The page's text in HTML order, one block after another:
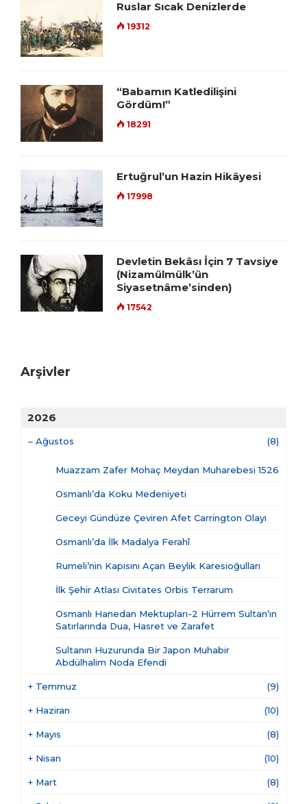
Ruslar Sıcak Denizlerde
19312
“Babamın Katledilişini
Gördüm!”
18291
Ertuğrul’un Hazin Hikâyesi
17998
Devletin Bekâsı İçin 7 Tavsiye
(Nizamülmülk’ün
Siyasetnâme’sinden)
17542
Arşivler
2026
– Ağustos (8)
Muazzam Zafer Mohaç Meydan Muharebesi 1526
Osmanlı’da Koku Medeniyeti
Geceyi Gündüze Çeviren Afet Carrington Olayı
Osmanlı’da İlk Madalya Ferahî
Rumeli’nin Kapısını Açan Beylik Karesioğulları
İlk Şehir Atlası Civitates Orbis Terrarum
Osmanlı Hanedan Mektupları-2 Hürrem Sultan’ın
Satırlarında Dua, Hasret ve Zarafet
Sultanın Huzurunda Bir Japon Muhabir
Abdülhalim Noda Efendi
+ Temmuz (9)
+ Haziran (10)
+ Mayıs (8)
+ Nisan (10)
+ Mart (8)